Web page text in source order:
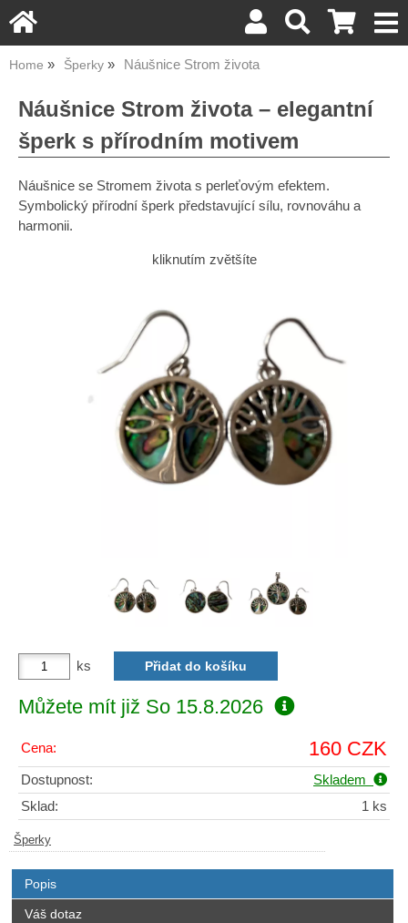
Home Šperky Náušnice Strom života
Náušnice Strom života – elegantní
šperk s přírodním motivem
Náušnice se Stromem života s perleťovým efektem.
Symbolický přírodní šperk představující sílu, rovnováhu a
harmonii.
kliknutím zvětšíte
ks
Můžete mít již So 15.8.2026
Cena: 160 CZK
Dostupnost:
Skladem
Sklad:
1 ks
Šperky
Popis
Váš dotaz